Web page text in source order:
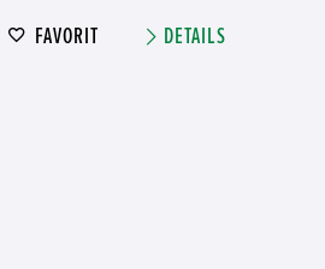
FAVORIT DETAILS